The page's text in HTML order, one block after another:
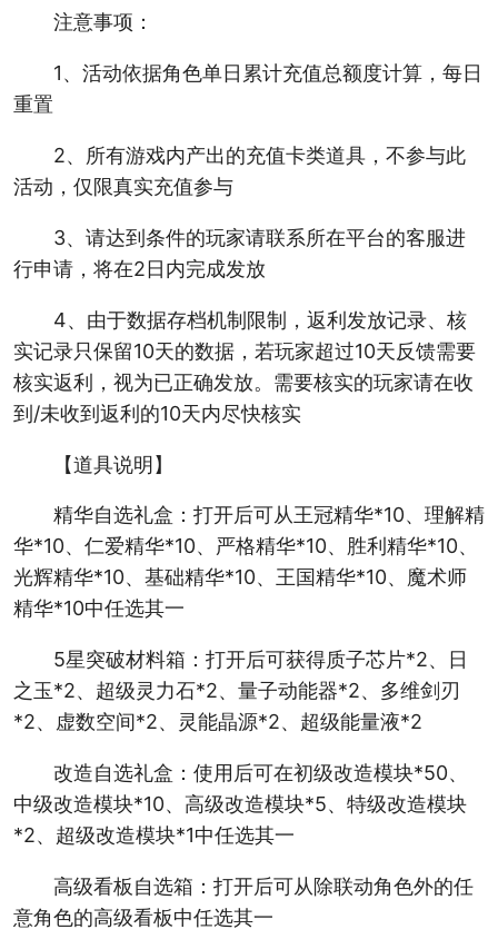
注意事项：
1、活动依据角色单日累计充值总额度计算，每日
重置
2、所有游戏内产出的充值卡类道具，不参与此
活动，仅限真实充值参与
3、请达到条件的玩家请联系所在平台的客服进
行申请，将在2日内完成发放
4、由于数据存档机制限制，返利发放记录、核
实记录只保留10天的数据，若玩家超过10天反馈需要
核实返利，视为已正确发放。需要核实的玩家请在收
到/未收到返利的10天内尽快核实
【道具说明】
精华自选礼盒：打开后可从王冠精华*10、理解精
华*10、仁爱精华*10、严格精华*10、胜利精华*10、
光辉精华*10、基础精华*10、王国精华*10、魔术师
精华*10中任选其一
5星突破材料箱：打开后可获得质子芯片*2、日
之玉*2、超级灵力石*2、量子动能器*2、多维剑刃
*2、虚数空间*2、灵能晶源*2、超级能量液*2
改造自选礼盒：使用后可在初级改造模块*50、
中级改造模块*10、高级改造模块*5、特级改造模块
*2、超级改造模块*1中任选其一
高级看板自选箱：打开后可从除联动角色外的任
意角色的高级看板中任选其一